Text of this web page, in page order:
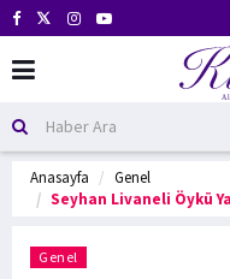
Anasayfa
Genel
Seyhan Livaneli Öykü
Genel